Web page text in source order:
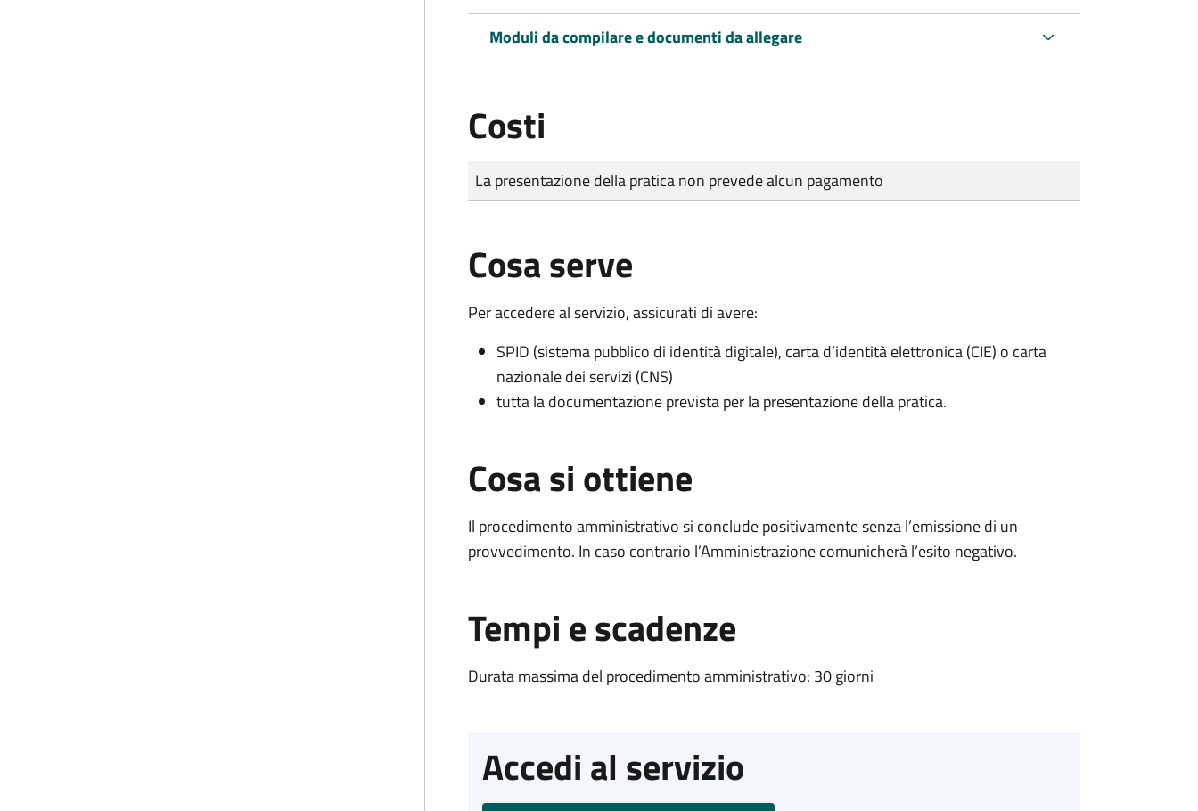
Moduli da compilare e documenti da allegare
Costi
Tipo di pagamento
Importo
La presentazione della pratica non prevede alcun pagamento
Cosa serve
Per accedere al servizio, assicurati di avere:
SPID (sistema pubblico di identità digitale), carta d’identità elettronica (CIE) o carta
nazionale dei servizi (CNS)
tutta la documentazione prevista per la presentazione della pratica.
Cosa si ottiene
Il procedimento amministrativo si conclude positivamente senza l’emissione di un
provvedimento. In caso contrario l’Amministrazione comunicherà l’esito negativo.
Tempi e scadenze
Durata massima del procedimento amministrativo: 30 giorni
Accedi al servizio